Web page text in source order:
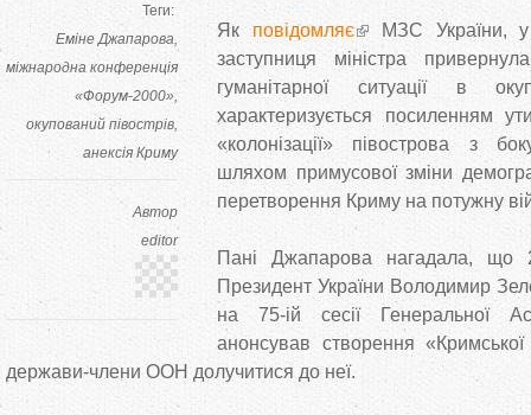
Теги:
Еміне Джапарова
міжнародна конференція
«Форум-2000»
окупований півострів
анексія Криму
Автор
editor
Як повідомляє
МЗС України, у
заступниця міністра
гуманітарної ситуації в
характеризується посиленням
«колонізації» півострова з
шляхом примусової зміни
перетворення Криму на потужну
Пані Джапарова нагадала, що
Президент України Володимир
на 75-ій сесії Генеральної
анонсував створення
держави-члени ООН долучитися до неї.